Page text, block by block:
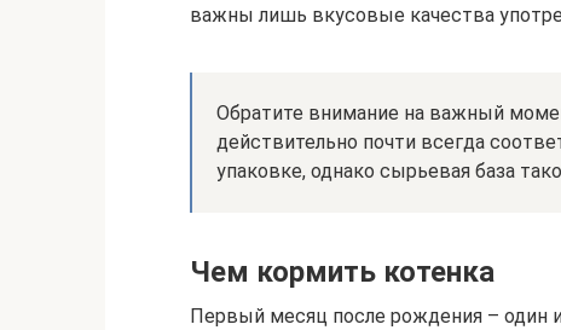
важны лишь вкусовые качества
Обратите внимание на важный
действительно почти всегда
упаковке, однако сырьевая база
Чем кормить котенка
Первый месяц после рождения – один